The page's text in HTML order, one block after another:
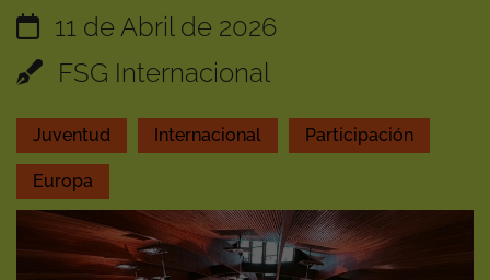
11 de Abril de 2026
FSG Internacional
Juventud Internacional Participación
Europa